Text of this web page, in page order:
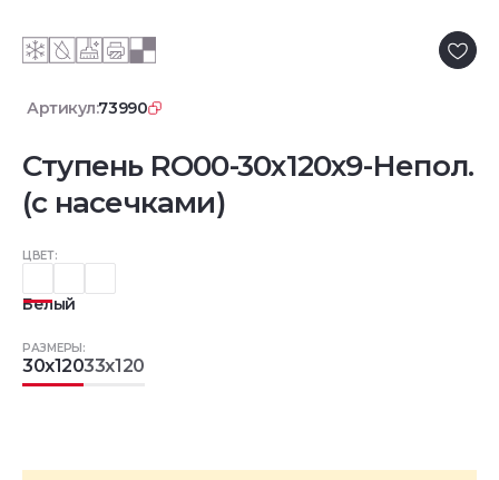
Артикул:73990
Ступень RO00-30x120x9-Непол.
(с насечками)
ЦВЕТ:
Белый
РАЗМЕРЫ:
30x12033x120